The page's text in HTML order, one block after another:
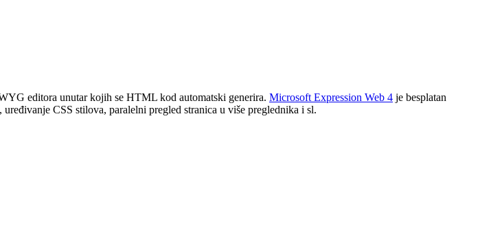
editora unutar kojih se HTML kod automatski generira. Microsoft Expression Web 4 je besplatan
CSS stilova, paralelni pregled stranica u više preglednika i sl.